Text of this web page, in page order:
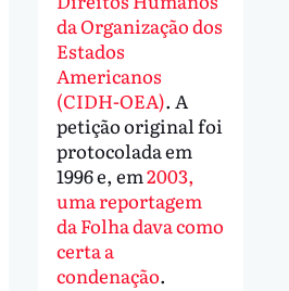
da Organização dos
Estados
Americanos
(CIDH-OEA). A
petição original foi
protocolada em
1996 e, em2003,
uma reportagem
da Folha dava como
certa a
condenação.